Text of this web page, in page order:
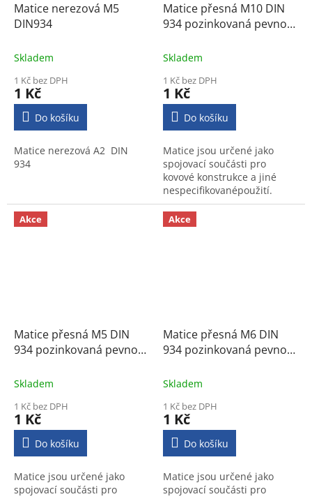
Matice nerezová M5
DIN934
Skladem
1 Kč bez DPH
1 Kč
Do košíku
Matice nerezová A2 DIN
934
Matice přesná M10 DIN
934 pozinkovaná pevnost
Skladem
1 Kč bez DPH
1 Kč
Do košíku
Matice jsou určené jako
spojovací součásti pro
kovové konstrukce a jiné
nespecifikovanépoužití.
Výrobek nalézá uplatnění ve
strojírenství a ve
stavebnictví.
Akce
Matice přesná M5 DIN
934 pozinkovaná pevnost
Skladem
1 Kč bez DPH
1 Kč
Do košíku
Matice jsou určené jako
spojovací součásti pro
Akce
Matice přesná M6 DIN
934 pozinkovaná pevnost
Skladem
1 Kč bez DPH
1 Kč
Do košíku
Matice jsou určené jako
spojovací součásti pro